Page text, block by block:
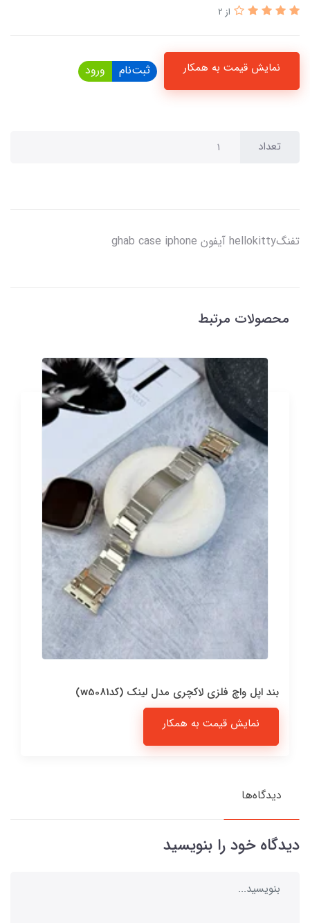
از 2
نمایش قیمت به همکار ثبت‌نام ورود
تعداد
تفنگhellokitty آیفون ghab case iphone
محصولات مرتبط
بند اپل واچ فلزی لاکچری مدل لینک (کدw5081)
نمایش قیمت به همکار
دیدگاه‌ها
دیدگاه خود را بنویسید